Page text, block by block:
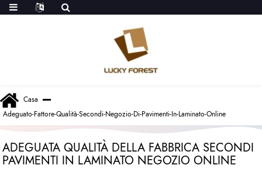
Casa
Adeguato-Fattore-Qualità-Secondi-Negozio-Di-Pavimenti-In-Laminato-Online
ADEGUATA QUALITÀ DELLA FABBRICA SECONDI
PAVIMENTI IN LAMINATO NEGOZIO ONLINE